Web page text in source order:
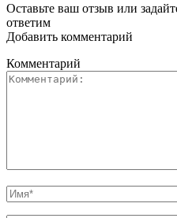
Оставьте ваш отзыв или
ответим
Добавить комментарий
Комментарий